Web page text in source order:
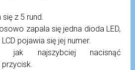
się z 5 rund.
zapala się jedna dioda LED,
pojawia się jej numer.
jak najszybciej nacisnąć